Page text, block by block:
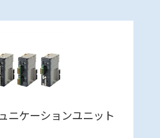
ニケーションユニット